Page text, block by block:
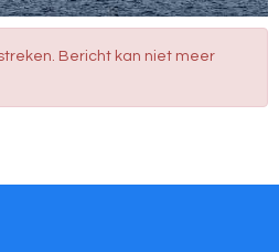
Bericht kan niet meer